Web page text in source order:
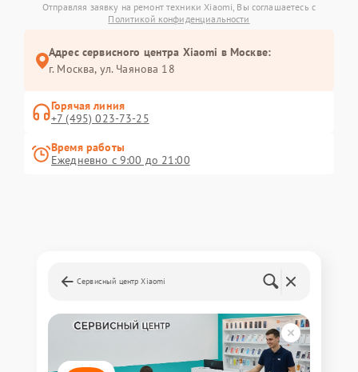
Отправляя заявку на ремонт техники Xiaomi, Вы соглашаетесь с
Политикой конфиденциальности
Адрес сервисного центра Xiaomi в Москве:
г. Москва, ул. Чаянова 18
Горячая линия
+7 (495) 023-73-25
Время работы
Ежедневно с 9:00 до 21:00
Сервисный центр Xiaomi